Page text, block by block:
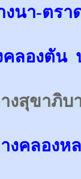
งนา-ตร
คลองตัน
งสุขาภิบ
งคลองห